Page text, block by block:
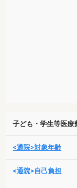
子ども・学生等医療
<通院>対象年齢
<通院>自己負担